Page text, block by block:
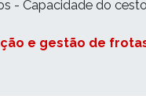
- Capacidade do
e gestão de